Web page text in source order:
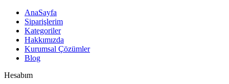
AnaSayfa
Siparişlerim
Kategoriler
Hakkımızda
Kurumsal Çözümler
Blog
Hesabım